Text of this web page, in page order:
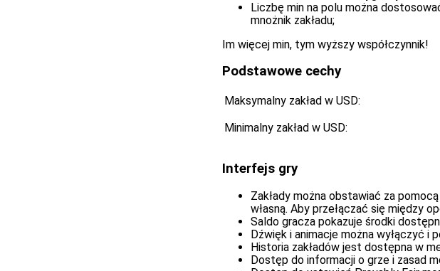
Liczbę min na polu można
mnożnik zakładu;
Im więcej min, tym wyższy współczynnik!
Podstawowe cechy
Maksymalny zakład w USD:
Minimalny zakład w USD:
Interfejs gry
Zakłady można obstawiać za
własną. Aby przełączać się między
Saldo gracza pokazuje środki
Dźwięk i animacje można wyłączyć i
Historia zakładów jest dostępna w
Dostęp do informacji o grze i zasad